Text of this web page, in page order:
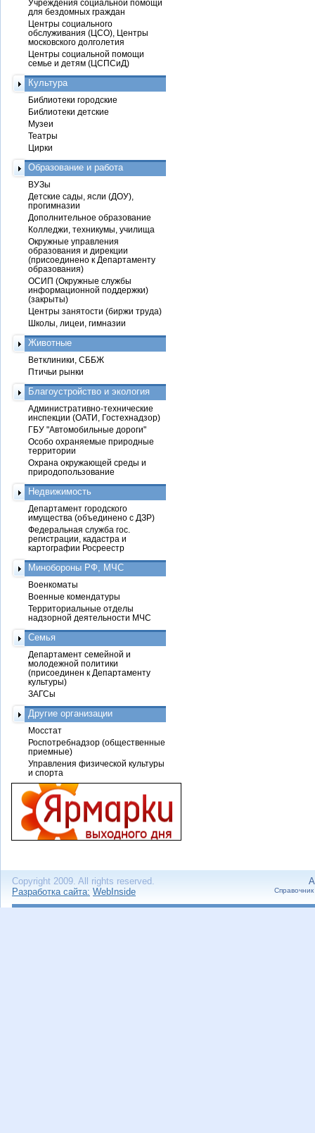
Учреждения социальной помощи
для бездомных граждан
Центры социального
обслуживания (ЦСО), Центры
московского долголетия
Центры социальной помощи
семье и детям (ЦСПСиД)
Культура
Библиотеки городские
Библиотеки детские
Музеи
Театры
Цирки
Образование и работа
ВУЗы
Детские сады, ясли (ДОУ),
прогимназии
Дополнительное образование
Колледжи, техникумы, училища
Окружные управления
образования и дирекции
(присоединено к Департаменту
образования)
ОСИП (Окружные службы
информационной поддержки)
(закрыты)
Центры занятости (биржи труда)
Школы, лицеи, гимназии
Животные
Ветклиники, СББЖ
Птичьи рынки
Благоустройство и экология
Административно-технические
инспекции (ОАТИ, Гостехнадзор)
ГБУ "Автомобильные дороги"
Особо охраняемые природные
территории
Охрана окружающей среды и
природопользование
Недвижимость
Департамент городского
имущества (объединено с ДЗР)
Федеральная служба гос.
регистрации, кадастра и
картографии Росреестр
Минобороны РФ, МЧС
Военкоматы
Военные комендатуры
Территориальные отделы
надзорной деятельности МЧС
Семья
Департамент семейной и
молодежной политики
(присоединен к Департаменту
культуры)
ЗАГСы
Другие организации
Мосстат
Роспотребнадзор (общественные
приемные)
Управления физической культуры
и спорта
Copyright 2009. All rights reserved.
Разработка сайта: WebInside